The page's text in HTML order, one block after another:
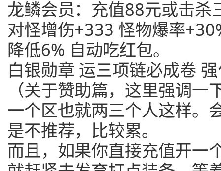
龙鳞会员：充值88元或击
对怪增伤+333 怪物爆率
降低6% 自动吃红包。
白银勋章 运三项链必成卷
（关于赞助篇，这里强调
一个区也就两三个人这样。
是不推荐，比较累。
而且，如果你直接充值开一